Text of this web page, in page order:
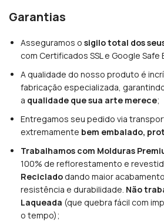
Garantias
Asseguramos o sigilo total dos
com Certificados SSL e Google Safe
A qualidade do nosso produto é
fabricação especializada,
a qualidade que sua arte merece;
Entregamos seu pedido via
extremamente bem embalado,
Trabalhamos com Molduras
100% de reflorestamento e
Reciclado dando maior
resistência e durabilidade. Não
Laqueada (que quebra fácil com
o tempo);